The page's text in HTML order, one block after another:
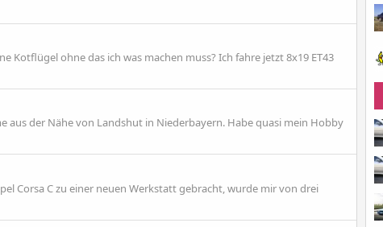
Kotflügel ohne das ich was machen muss? Ich fahre jetzt 8x19 ET43
aus der Nähe von Landshut in Niederbayern. Habe quasi mein Hobby
Corsa C zu einer neuen Werkstatt gebracht, wurde mir von drei